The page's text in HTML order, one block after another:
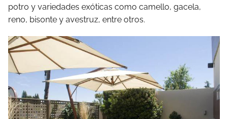
potro y variedades exóticas como camello, gacela,
reno, bisonte y avestruz, entre otros.